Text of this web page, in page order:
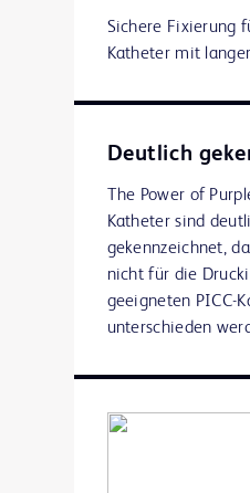
Sichere Fixierung
Katheter mit
Deutlich
The Power of
Katheter sind
gekennzeichnet,
nicht für die
geeigneten PICC-
unterschieden